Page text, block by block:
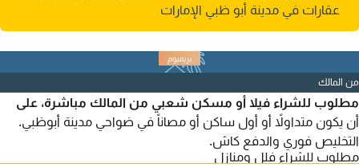
عقارات في مدينة أبو ظبي الإمارات
من المالك
مطلوب للشراء فيلا أو مسكن شعبي من المالك مباشرة، على
أن يكون متداولاً أو أول ساكن أو مصاناً في ضواحي مدينة أبوظبي.
التخليص فوري والدفع كاش.
مطلوب للشراء فلل ومنازل